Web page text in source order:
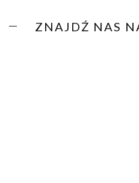
ZNAJDŹ NAS